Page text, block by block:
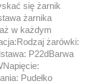
się żarnik
żarnika
w każdym
żarówki:
P22dBarwa
Pudełko